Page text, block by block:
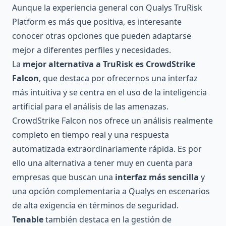
Aunque la experiencia general con Qualys TruRisk
Platform es más que positiva, es interesante
conocer otras opciones que pueden adaptarse
mejor a diferentes perfiles y necesidades.
La mejor alternativa a TruRisk es CrowdStrike
Falcon, que destaca por ofrecernos una interfaz
más intuitiva y se centra en el uso de la inteligencia
artificial para el análisis de las amenazas.
CrowdStrike Falcon nos ofrece un análisis realmente
completo en tiempo real y una respuesta
automatizada extraordinariamente rápida. Es por
ello una alternativa a tener muy en cuenta para
empresas que buscan una interfaz más sencilla y
una opción complementaria a Qualys en escenarios
de alta exigencia en términos de seguridad.
Tenabletambién destaca en la gestión de